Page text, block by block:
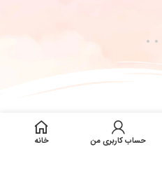
حساب کاربری من خانه